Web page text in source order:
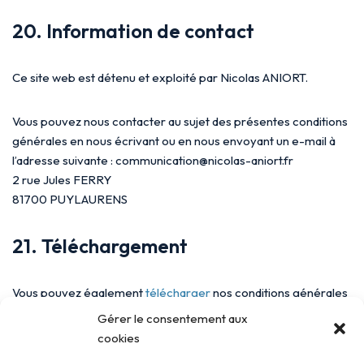
Gérer le consentement aux
cookies
20. Information de contact
Ce site web est détenu et exploité par Nicolas ANIORT.
Vous pouvez nous contacter au sujet des présentes conditions
générales en nous écrivant ou en nous envoyant un e-mail à
l’adresse suivante : communication@nicolas-aniort.fr
2 rue Jules FERRY
81700 PUYLAURENS
21. Téléchargement
Vous pouvez égalementtéléchargernos conditions générales